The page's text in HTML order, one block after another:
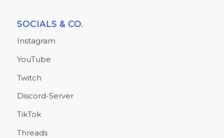
SOCIALS & CO.
Instagram
YouTube
Twitch
Discord-Server
TikTok
Threads